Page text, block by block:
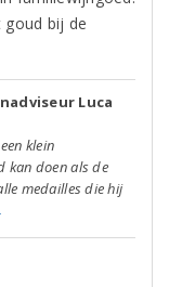
bij de
Luca
klein
kan doen als de
medailles die hij